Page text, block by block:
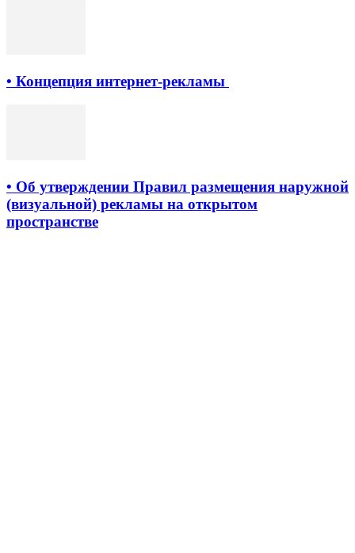
• Концепция интернет-рекламы
• Об утверждении Правил размещения наружной
(визуальной) рекламы на открытом
пространстве